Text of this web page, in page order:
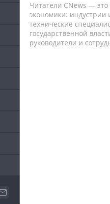
Читатели CNews —
экономики:
технические
государственной
руководители и